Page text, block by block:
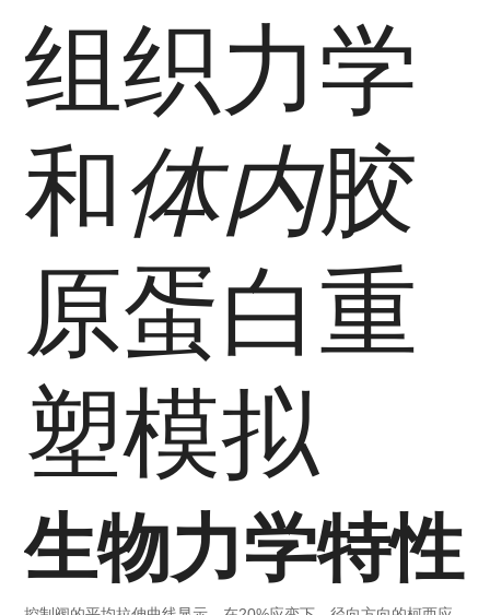
组织力学
和体内胶
原蛋白重
塑模拟
生物力学特性